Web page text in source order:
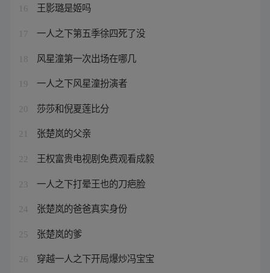
16 王影璐是姬吗
17 一人之下第五季徐四死了没
18 风星潼第一次出场在哪几
19 一人之下风星潼扮演者
20 莎莎和倪夏莲比分
21 张楚岚的父亲
22 王权富贵电视剧免费观看成毅
23 一人之下打晕王也的刀疤脸
24 张楚岚的爸爸真实身份
25 张楚岚的爹
26 穿越一人之下开局爆炒冯宝宝